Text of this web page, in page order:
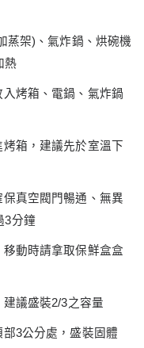
蒸架) 、氣炸鍋、烘碗機
熱
入烤箱、電鍋、氣炸鍋
箱，建議先於室溫下
真空閥門暢通、無異
3分鐘
動時請拿取保鮮盒盒
議盛裝2/3之容量
部3公分處，盛裝固體